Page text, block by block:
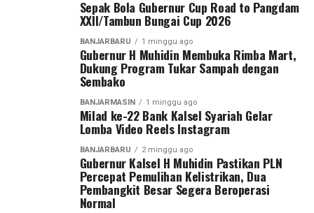
WhatsApp 0 Facebook 0
Messenger 0
“Alhamdulillah, salah satu pembangkit yang sebelumnya
Juli 2026. Kami terus bekerja keras bersama seluruh
personel PLN dan berkoordinasi dengan seluruh
pengelola pembangkit agar unit yang masih dalam
perbaikan dapat segera beroperasi,” ujar Saleh Siswanto.
PLN katanya optimis setelah pembangkit Tanjung
Power Indonesia dan Unit 2 SKS Listrik Kalimantan
beroperasi penuh, pasokan daya akan kembali
mencukupi sehingga pemadaman bergilir dapat
Sekdaprov Syarifuddin sesuai petunjuk Gubernur H
“Banyak arahan Bapak Gubernur untuk pelaksanaan
acara peringatan nantinya antinya, apalagi saat ini kita
dalam kondisi penghematan anggaran, ” ucap
Kendati demikian, Pemprov tetap menyediakan kegiatan
untuk masyarakat seperti hiburan dan angkutan gratis,
termasuk rencana penyediaan makanan gratis seperti
tahun lalu. [adv/adpim]
Sepak Bola Gubernur Cup Road to Pangdam
XXII/Tambun Bungai Cup 2026
BANJARBARU 1 minggu ago
Gubernur H Muhidin Membuka Rimba Mart,
Dukung Program Tukar Sampah dengan
Sembako
BANJARMASIN 1 minggu ago
Milad ke-22 Bank Kalsel Syariah Gelar
Lomba Video Reels Instagram
BANJARBARU 2 minggu ago
Gubernur Kalsel H Muhidin Pastikan PLN
Percepat Pemulihan Kelistrikan, Dua
Pembangkit Besar Segera Beroperasi
Normal